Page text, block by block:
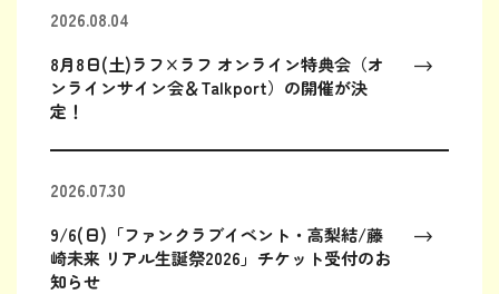
2026.08.04
8月8日(土)ラフ×ラフ オンライン特典会（オ
ンラインサイン会＆Talkport）の開催が決
定！
2026.07.30
9/6(日)「ファンクラブイベント・高梨結/藤
崎未来 リアル生誕祭2026」チケット受付のお
知らせ